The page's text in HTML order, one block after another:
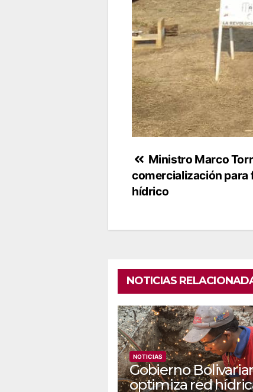
Navegación
de
Ministro Marco
comercialización para
hídrico
NOTICIAS
NOTICIAS
Gobierno
optimiza red